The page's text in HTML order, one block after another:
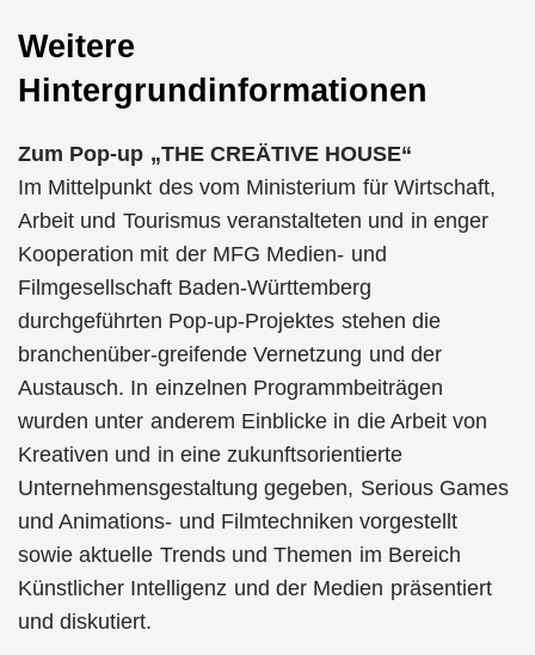
Weitere
Hintergrundinformationen
Zum Pop-up „THE CREÄTIVE HOUSE“
Im Mittelpunkt des vom Ministerium für Wirtschaft,
Arbeit und Tourismus veranstalteten und in enger
Kooperation mit der MFG Medien- und
Filmgesellschaft Baden-Württemberg
durchgeführten Pop-up-Projektes stehen die
branchenüber-greifende Vernetzung und der
Austausch. In einzelnen Programmbeiträgen
wurden unter anderem Einblicke in die Arbeit von
Kreativen und in eine zukunftsorientierte
Unternehmensgestaltung gegeben, Serious Games
und Animations- und Filmtechniken vorgestellt
sowie aktuelle Trends und Themen im Bereich
Künstlicher Intelligenz und der Medien präsentiert
und diskutiert.